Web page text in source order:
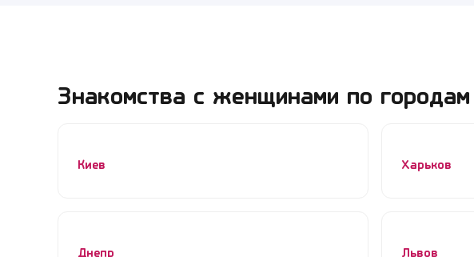
Знакомства с женщинами по городам
Киев Харьков
Днепр Львов